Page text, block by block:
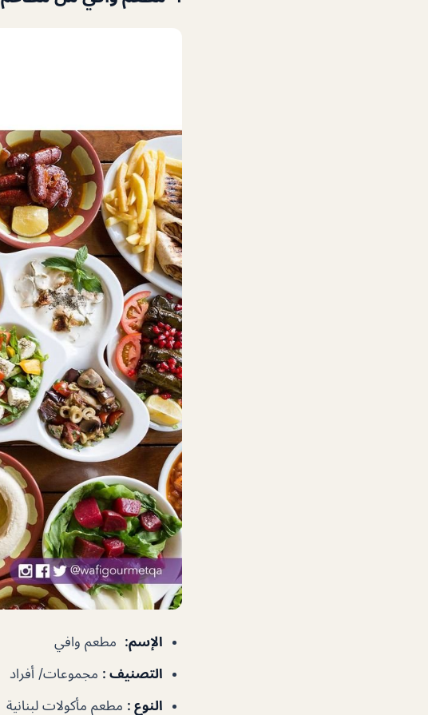
الإسم: مطعم وافي
التصنيف : مجموعات/ أفراد
النوع : مطعم مأكولات لبنانية